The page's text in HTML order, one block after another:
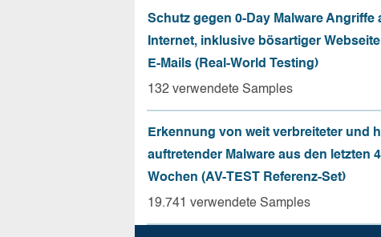
Schutz gegen 0-Day Malware Angriffe
Internet, inklusive bösartiger
E-Mails (Real-World Testing)
132 verwendete Samples
Erkennung von weit verbreiteter und
auftretender Malware aus den letzten 4
Wochen (AV-TEST Referenz-Set)
19.741 verwendete Samples